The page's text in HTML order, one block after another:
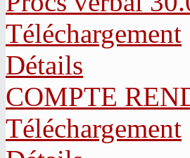
Téléchargement
Détails
COMPTE
Téléchargement